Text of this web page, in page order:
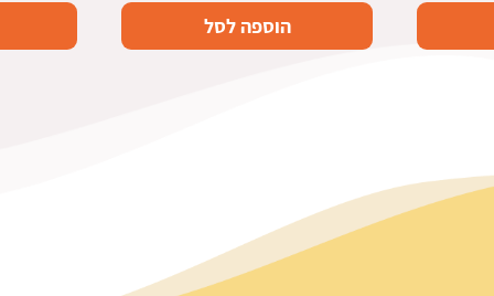
הוספה לסל